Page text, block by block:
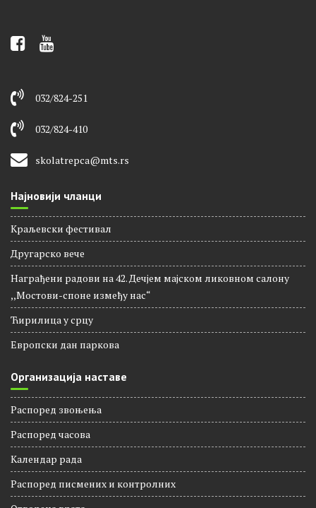
032/824-251
032/824-410
skolatrepca@mts.rs
Најновији чланци
Краљевски фестивал
Другарско вече
Награђени радови на 42. Дечјем мајском ликовном салону
,,Мостови-споне између нас“
Ћирилица у срцу
Европски дан паркова
Организација наставе
Распоред звоњења
Распорeд часова
Календар рада
Распоред писмених и контролних